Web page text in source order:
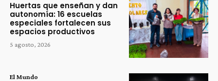
Huertas que enseñan y dan
autonomía: 16 escuelas
especiales fortalecen sus
espacios productivos
5 agosto, 2026
El Mundo